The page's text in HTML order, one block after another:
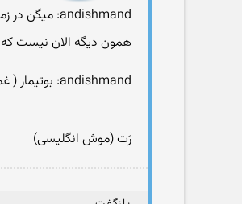
andishmand: میگن در زمان حضرت سلیمان بوده
همون دیگه الان نیست که
andishmand: بوتیمار ( غم خورک )
رَت (موش انگلیسی)